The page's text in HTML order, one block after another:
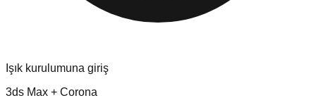
Işık kurulumuna giriş
3ds Max + Corona